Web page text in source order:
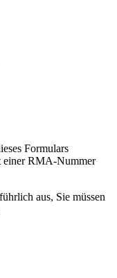
Formulars
einer RMA-Nummer
aus, Sie müssen